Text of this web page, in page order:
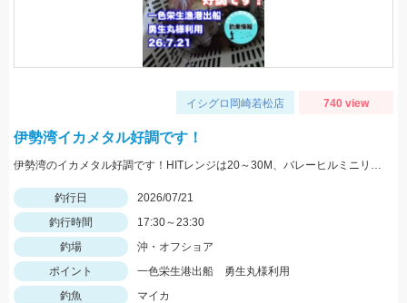
イシグロ岡崎若松店 740 view
伊勢湾イカメタル好調です！
伊勢湾のイカメタル好調です！HITレンジは20～30M、バレーヒルミニリンやボーズレスTG服部などが良かったです！
釣行日
2026/07/21
釣行時間
17:30～23:30
釣場
沖・オフショア
ポイント
一色栄生港出船 勇生丸様利用
釣魚
マイカ